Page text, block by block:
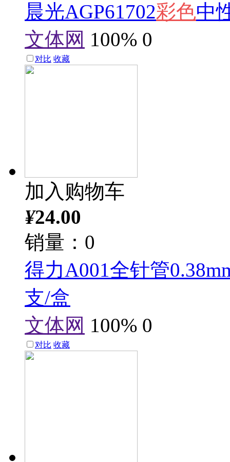
晨光AGP61702彩色中
文体网 100% 0
对比 收藏
加入购物车
¥24.00
销量：0
得力A001全针管
支/盒
文体网 100% 0
对比 收藏